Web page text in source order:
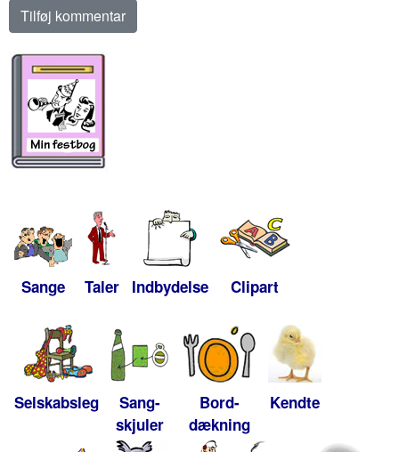
Sange Taler Indbydelse Clipart
Selskabsleg
Sang-
skjuler
Bord-
dækning
Kendte